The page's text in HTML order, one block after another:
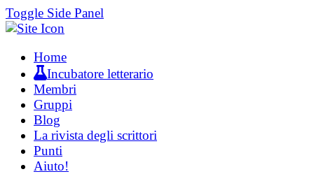
Toggle Side Panel
Home
Incubatore letterario
Membri
Gruppi
Blog
La rivista degli scrittori
Punti
Aiuto!